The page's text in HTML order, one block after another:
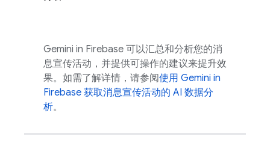
Gemini in Firebase 可以汇总和分析您的消
息宣传活动，并提供可操作的建议来提升效
果。如需了解详情，请参阅使用 Gemini in
Firebase 获取消息宣传活动的 AI 数据分
析。